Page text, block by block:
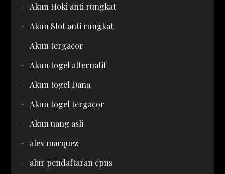
Akun Hoki anti rungkat
Akun Slot anti rungkat
Akun tergacor
Akun togel alternatif
Akun togel Dana
Akun togel tergacor
Akun uang asli
alex marquez
alur pendaftaran cpns